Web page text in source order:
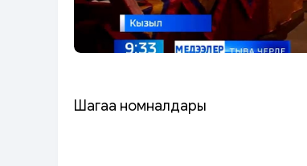
Шагаа номналдары